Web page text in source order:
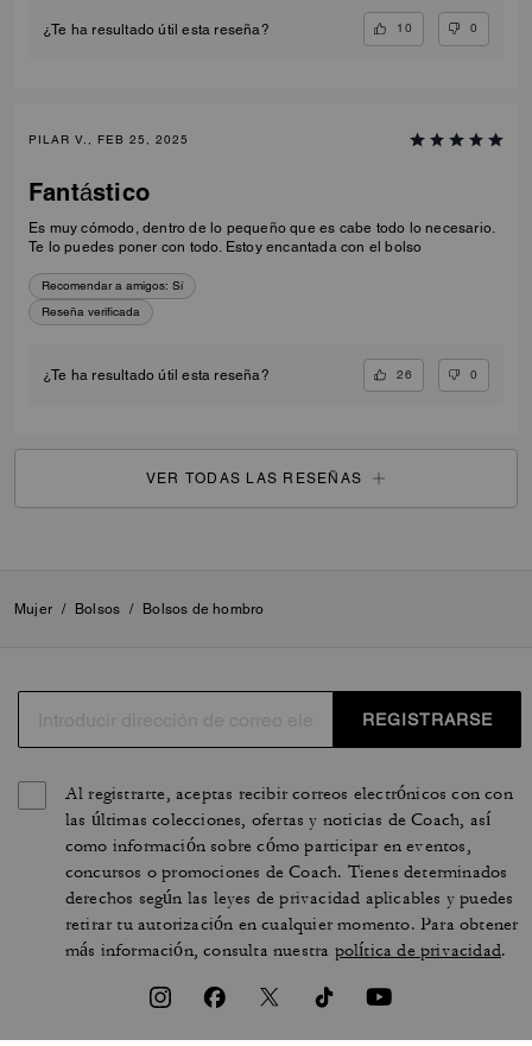
¿Te ha resultado útil esta reseña? 10 0
PILAR V., FEB 25, 2025
Fantástico
Es muy cómodo, dentro de lo pequeño que es cabe todo lo necesario.
Te lo puedes poner con todo. Estoy encantada con el bolso
Recomendar a amigos: Sí
Reseña verificada
¿Te ha resultado útil esta reseña? 26 0
VER TODAS LAS RESEÑAS
Mujer / Bolsos / Bolsos de hombro
REGISTRARSE
Al registrarte, aceptas recibir correos electrónicos con con
las últimas colecciones, ofertas y noticias de Coach, así
como información sobre cómo participar en eventos,
concursos o promociones de Coach. Tienes determinados
derechos según las leyes de privacidad aplicables y puedes
retirar tu autorización en cualquier momento. Para obtener
más información, consulta nuestra política de privacidad.